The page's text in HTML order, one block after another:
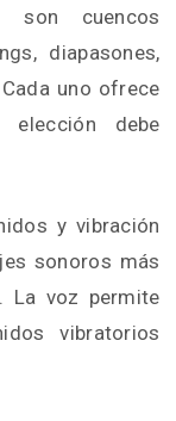
son cuencos
diapasones,
uno ofrece
debe
y vibración
sonoros más
La voz permite
vibratorios